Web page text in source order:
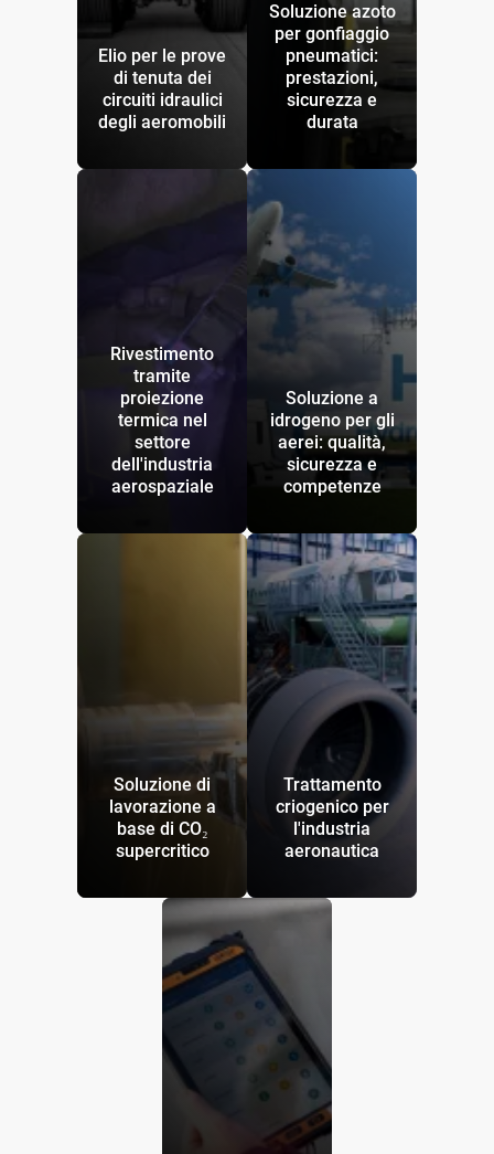
Elio per le prove
di tenuta dei
circuiti idraulici
degli aeromobili
Soluzione azoto
per gonfiaggio
pneumatici:
prestazioni,
sicurezza e
durata
Rivestimento
tramite
proiezione
termica nel
settore
dell'industria
aerospaziale
Soluzione a
idrogeno per gli
aerei: qualità,
sicurezza e
competenze
Soluzione di
lavorazione a
base di CO₂
supercritico
Trattamento
criogenico per
l'industria
aeronautica